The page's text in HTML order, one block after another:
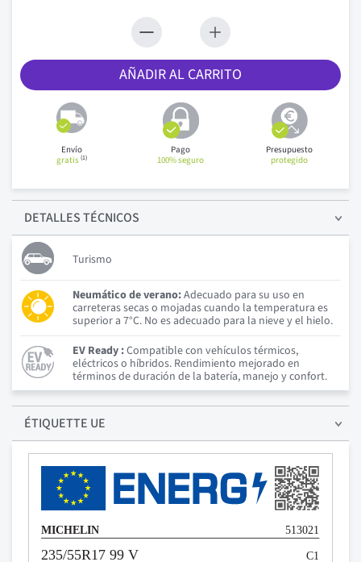
AÑADIR AL CARRITO
Envío
gratis(1)
Pago
100% seguro
Presupuesto
protegido
DETALLESTÉCNICOS
Turismo
Neumático de verano:Adecuado para su uso en
carreteras secas o mojadas cuando la temperatura es
superior a 7°C. No es adecuado para la nieve y el hielo.
EV Ready :Compatible con vehículos térmicos,
eléctricos o híbridos. Rendimiento mejorado en
términos de duración de la batería, manejo y confort.
ÉTIQUETTE UE